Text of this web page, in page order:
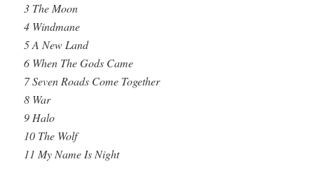
3 The Moon
4 Windmane
5 A New Land
6 When The Gods Came
7 Seven Roads Come Together
8 War
9 Halo
10 The Wolf
11 My Name Is Night